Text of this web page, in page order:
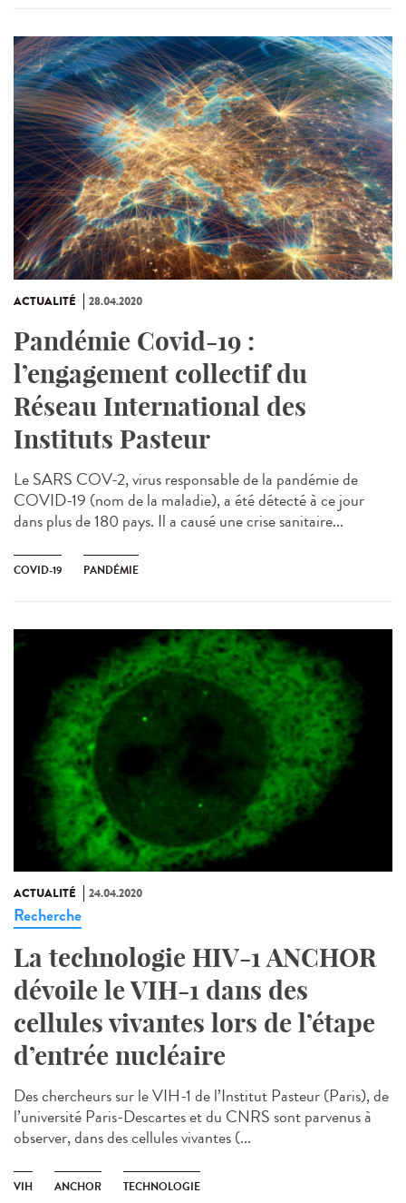
ACTUALITÉ 28.04.2020
Pandémie Covid-19 :
l’engagement collectif du
Réseau International des
Instituts Pasteur
Le SARS COV-2, virus responsable de la pandémie de
COVID-19 (nom de la maladie), a été détecté à ce jour
dans plus de 180 pays. Il a causé une crise sanitaire...
COVID-19 PANDÉMIE
ACTUALITÉ 24.04.2020
Recherche
La technologie HIV-1 ANCHOR
dévoile le VIH-1 dans des
cellules vivantes lors de l’étape
d’entrée nucléaire
Des chercheurs sur le VIH-1 de l’Institut Pasteur (Paris), de
l’université Paris-Descartes et du CNRS sont parvenus à
observer, dans des cellules vivantes (...
VIH ANCHOR TECHNOLOGIE